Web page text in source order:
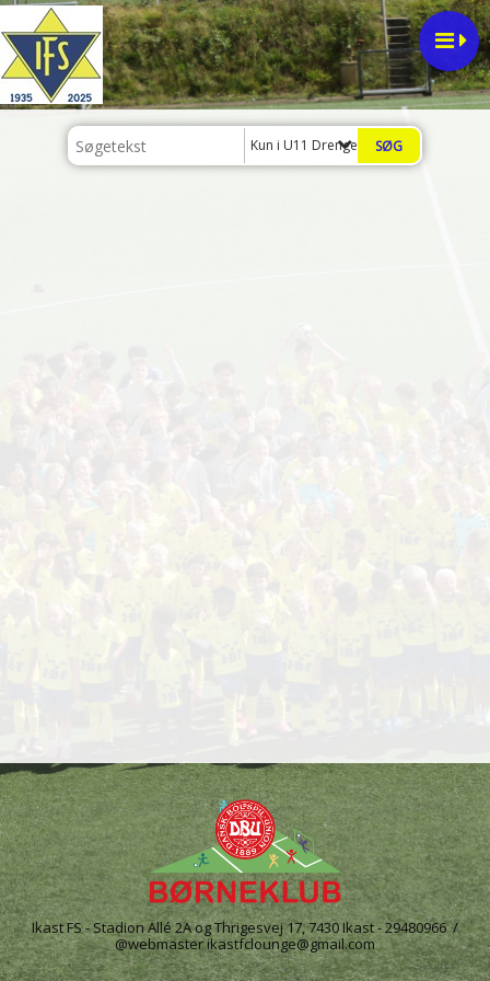
Kun i U11 Drenge
Ikast FS - Stadion Allé 2A og Thrigesvej 17, 7430 Ikast - 29480966 /
@webmaster ikastfclounge@gmail.com